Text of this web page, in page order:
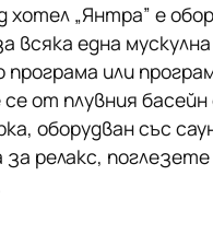
„Янтра” е
всяка една
или
от плувния басейн
оборудван със
релакс, поглезете